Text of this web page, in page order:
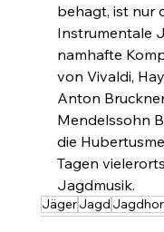
behagt, ist nur
Instrumentale
namhafte
von Vivaldi,
Anton
Mendelssohn
die
Tagen
Jagdmusik.
JägerJagd